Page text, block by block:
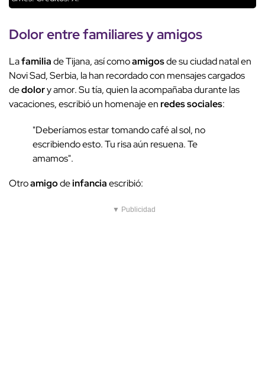
Dolor entre familiares yamigos
Lafamiliade Tijana, así comoamigosde su ciudad natal en
Novi Sad, Serbia, la han recordado con mensajes cargados
dedolory amor. Su tía, quien la acompañaba durante las
vacaciones, escribió un homenaje enredes sociales:
"Deberíamos estar tomando café al sol, no
escribiendo esto. Tu risa aún resuena. Te
amamos".
Otroamigodeinfanciaescribió:
▼ Publicidad